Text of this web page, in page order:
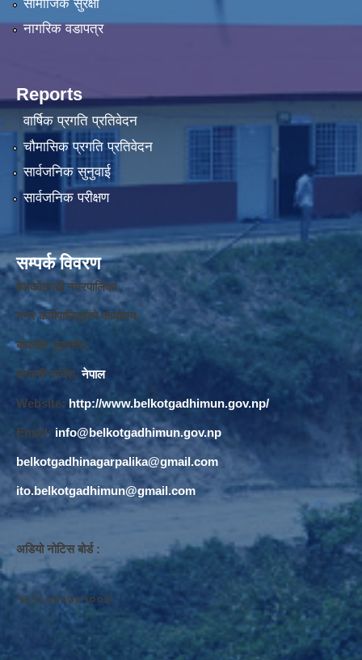
सामाजिक सुरक्षा
नागरिक वडापत्र
Reports
वार्षिक प्रगति प्रतिवेदन
चौमासिक प्रगति प्रतिवेदन
सार्वजनिक सुनुवाई
सार्वजनिक परीक्षण
सम्पर्क विवरण
बेलकोटगढी नगरपालिका ,
नगर कार्यपालिकाको कार्यालय,
बाघखोर नुवाकोट,
बागमती प्रदेश, नेपाल
Website: http://www.belkotgadhimun.gov.np/
Email: info@belkotgadhimun.gov.np
belkotgadhinagarpalika@gmail.com
ito.belkotgadhimun@gmail.com
अडियो नोटिस बोर्ड :
१६१८०७०७०१००३